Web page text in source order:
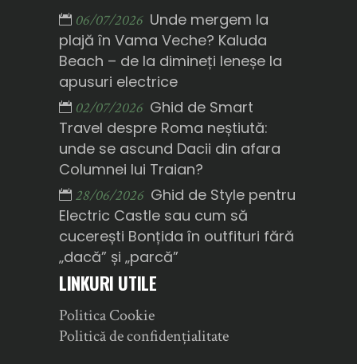
06/07/2026 Unde mergem la
plajă în Vama Veche? Kaluda
Beach – de la dimineți leneșe la
apusuri electrice
02/07/2026 Ghid de Smart
Travel despre Roma neștiută:
unde se ascund Dacii din afara
Columnei lui Traian?
28/06/2026 Ghid de Style pentru
Electric Castle sau cum să
cucerești Bonțida în outfituri fără
„dacă” și „parcă”
LINKURI UTILE
Politica Cookie
Politică de confidențialitate